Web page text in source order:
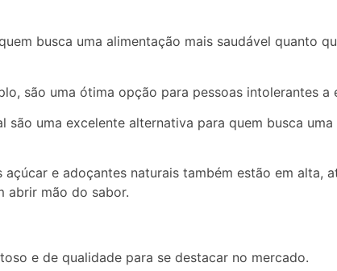
busca uma alimentação mais saudável quanto
são uma ótima opção para pessoas intolerantes a
são uma excelente alternativa para quem busca
e adoçantes naturais também estão em alta,
abrir mão do sabor.
e de qualidade para se destacar no mercado.